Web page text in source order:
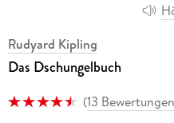
Rudyard Kipling
Das Dschungelbuch
(13 Bewertungen